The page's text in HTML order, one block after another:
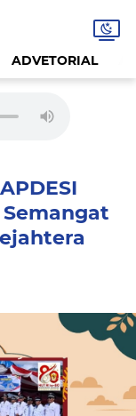
ADVETORIAL